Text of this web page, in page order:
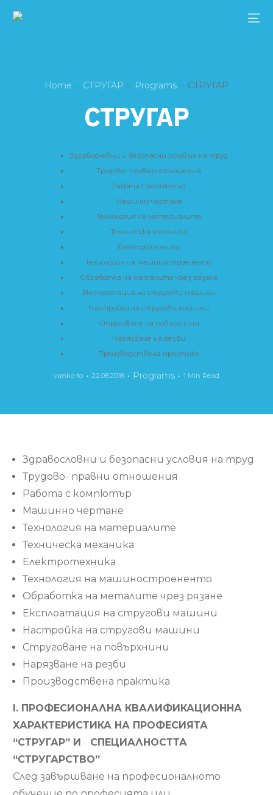
Home СТРУГАР Programs СТРУГАР
СТРУГАР
Здравословни и безопасни условия на труд
Трудово- правни отношения
Работа с компютър
Машинно чертане
Технология на материалите
Техническа механика
Електротехника
Технология на машиностроененто
Обработка на металите чрез рязане
Експлоатация на стругови машини
Настройка на стругови машини
Струговане на повърхнини
Нарязване на резби
Производствена практика
vanko-to 22.08.2018 Programs 1 Min Read
Здравословни и безопасни условия на труд
Трудово- правни отношения
Работа с компютър
Машинно чертане
Технология на материалите
Техническа механика
Електротехника
Технология на машиностроененто
Обработка на металите чрез рязане
Експлоатация на стругови машини
Настройка на стругови машини
Струговане на повърхнини
Нарязване на резби
Производствена практика
І. ПРОФЕСИОНАЛНА КВАЛИФИКАЦИОННА
ХАРАКТЕРИСТИКА НА ПРОФЕСИЯТА
“СТРУГАР” И СПЕЦИАЛНОСТТА
“СТРУГАРСТВО”
След завършване на професионалното